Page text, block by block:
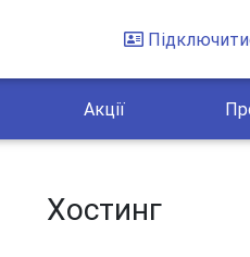
Акції
Хостинг